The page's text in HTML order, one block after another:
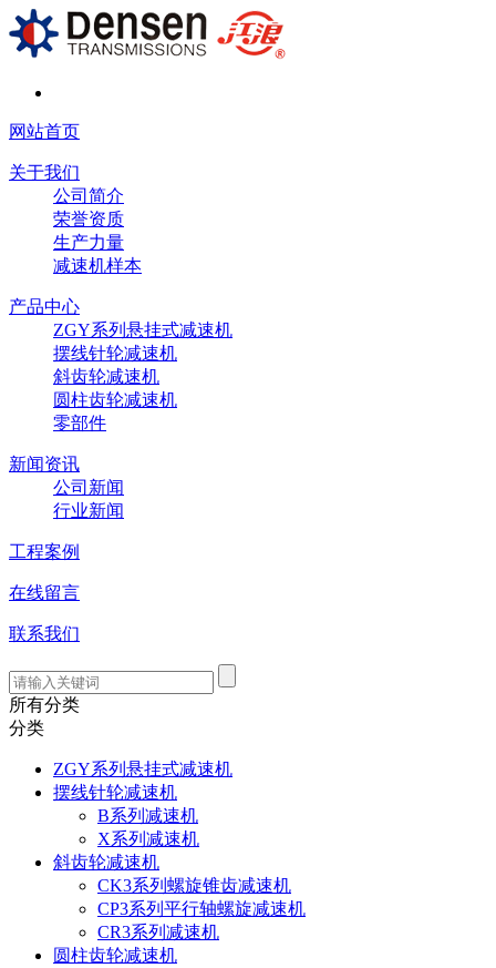
网站首页
关于我们
公司简介
荣誉资质
生产力量
减速机样本
产品中心
ZGY系列悬挂式减速机
摆线针轮减速机
斜齿轮减速机
圆柱齿轮减速机
零部件
新闻资讯
公司新闻
行业新闻
工程案例
在线留言
联系我们
所有分类
分类
ZGY系列悬挂式减速机
摆线针轮减速机
B系列减速机
X系列减速机
斜齿轮减速机
CK3系列螺旋锥齿减速机
CP3系列平行轴螺旋减速机
CR3系列减速机
圆柱齿轮减速机